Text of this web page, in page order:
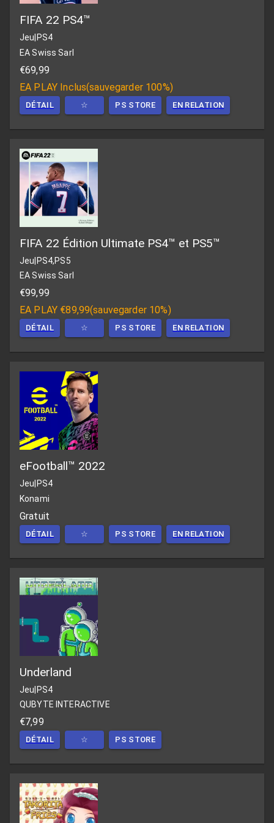
FIFA 22 PS4™
Jeu PS4
EA Swiss Sarl
€69,99
EA PLAY Inclus(sauvegarder 100%)
DÉTAIL ☆ PS STORE EN RELATION
FIFA 22 Édition Ultimate PS4™ et PS5™
Jeu|PS4,PS5
EA Swiss Sarl
€99,99
EA PLAY €89,99(sauvegarder 10%)
DÉTAIL ☆ PS STORE EN RELATION
eFootball™ 2022
Jeu PS4
Konami
Gratuit
DÉTAIL ☆ PS STORE EN RELATION
Underland
Jeu|PS4
QUBYTE INTERACTIVE
€7,99
DÉTAIL ☆ PS STORE